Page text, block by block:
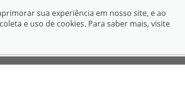
sua experiência em nosso site, e ao
e uso de cookies. Para saber mais, visite